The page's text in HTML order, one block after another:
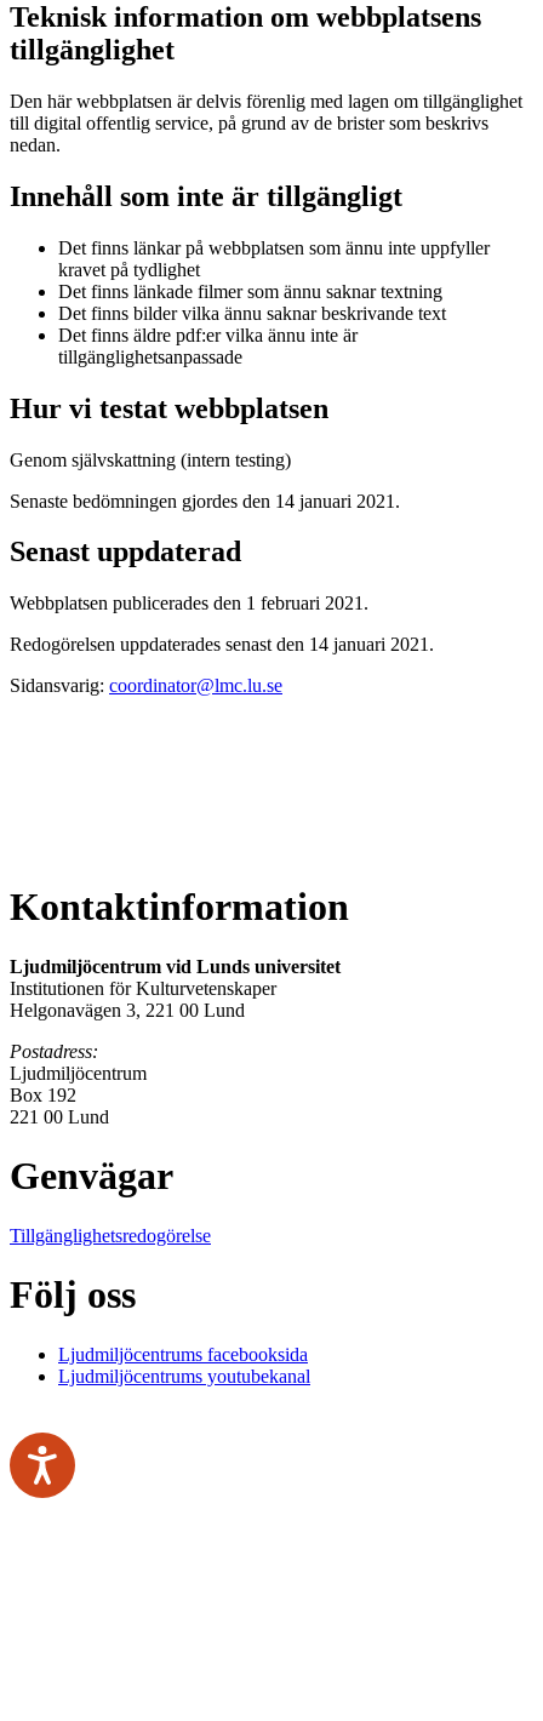
Teknisk information om webbplatsens
tillgänglighet
Den här webbplatsen är delvis förenlig med lagen om tillgänglighet
till digital offentlig service, på grund av de brister som beskrivs
nedan.
Innehåll som inte är tillgängligt
Det finns länkar på webbplatsen som ännu inte uppfyller
kravet på tydlighet
Det finns länkade filmer som ännu saknar textning
Det finns bilder vilka ännu saknar beskrivande text
Det finns äldre pdf:er vilka ännu inte är
tillgänglighetsanpassade
Hur vi testat webbplatsen
Genom självskattning (intern testing)
Senaste bedömningen gjordes den 14 januari 2021.
Senast uppdaterad
Webbplatsen publicerades den 1 februari 2021.
Redogörelsen uppdaterades senast den 14 januari 2021.
Sidansvarig: coordinator@lmc.lu.se
Kontaktinformation
Ljudmiljöcentrum vid Lunds universitet
Institutionen för Kulturvetenskaper
Helgonavägen 3, 221 00 Lund
Postadress:
Ljudmiljöcentrum
Box 192
221 00 Lund
Genvägar
Tillgänglighetsredogörelse
Följ oss
Ljudmiljöcentrums facebooksida
Ljudmiljöcentrums youtubekanal